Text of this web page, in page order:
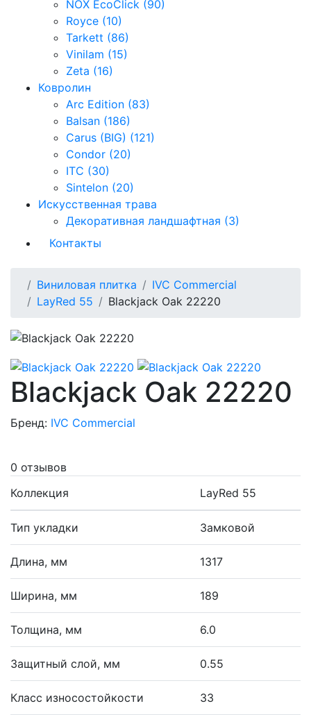
NOX EcoClick (90)
Royce (10)
Tarkett (86)
Vinilam (15)
Zeta (16)
Ковролин
Arc Edition (83)
Balsan (186)
Carus (BIG) (121)
Condor (20)
ITC (30)
Sintelon (20)
Искусственная трава
Декоративная ландшафтная (3)
Контакты
Виниловая плитка
IVC Commercial
LayRed 55
Blackjack Oak 22220
Blackjack Oak 22220
Бренд: IVC Commercial
0 отзывов
Коллекция
LayRed 55
Тип укладки Замковой
Длина, мм 1317
Ширина, мм 189
Толщина, мм 6.0
Защитный слой, мм 0.55
Класс износостойкости 33